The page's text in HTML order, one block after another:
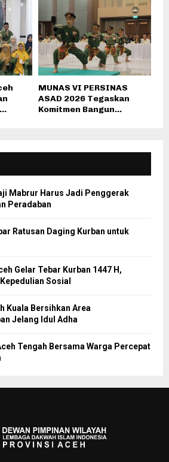
MUNAS VI PERSINAS
ASAD 2026 Tegaskan
Komitmen Bangun...
Mabrur Harus Jadi Penggerak
Peradaban
Ratusan Daging Kurban untuk
Gelar Tebar Kurban 1447 H,
Sosial
Kuala Bersihkan Area
Jelang Idul Adha
Tengah Bersama Warga Percepat